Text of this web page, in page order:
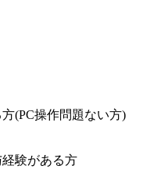
(PC操作問題ない方)
経験がある方